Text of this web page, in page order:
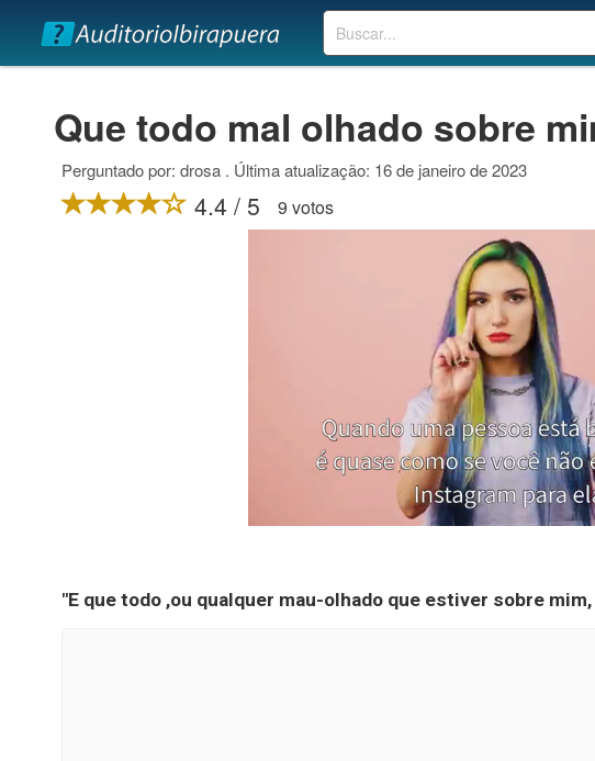
Buscar
Que todo mal olhado sobre
Perguntado por: drosa . Última atualização: 16 de janeiro de 2023
4.4 / 5 9 votos
"E que todo ,ou qualquer mau-olhado que estiver sobre